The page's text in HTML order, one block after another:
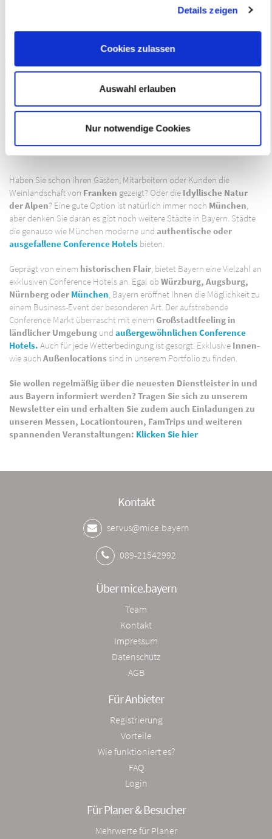
eure Inhalte und Anzeigen zu personalisieren, Funktionen
für soziale Medien anbieten zu können und die Zugriffe auf
unsere Website zu analysieren. Außerdem geben wir
unsere Partner für soziale Medien, Werbung und Analysen
weiter. Unsere Partner führen diese Informationen
möglicherweise mit weiteren Daten zusammen, die ihr
ihnen bereitgestellt habt oder die ihr im Rahmen Ihrer
Details zeigen
Cookies zulassen
Auswahl erlauben
Nur notwendige Cookies
Haben Sie schon Ihren Gästen, Mitarbeitern oder Kunden die
Weinlandschaft von Franken gezeigt? Oder die Idyllische Natur
der Alpen? Eine gute Option ist natürlich immer noch München
aber denken Sie daran es gibt noch weitere Städte in Bayern. Städte
die genauso wie München moderne und authentische oder
ausgefallene Conference Hotels bieten.
Geprägt von einem historischen Flair , bietet Bayern eine Vielzahl an
exklusiven Conference Hotels an. Egal obWürzburg, Augsburg,
Nürnberg oder München , Bayern eröffnet Ihnen die Möglichkeit zu
einem Business-Event der besonderen Art. Der aufstrebende
Conference Markt überrascht mit einem Großstadtfeeling in
ländlicher Umgebung und außergewöhnlichen Conference
Hotels. Auch für jede Wetterbedingung ist gesorgt. Exklusive Innen-
wie auch Außenlocations sind in unserem Portfolio zu finden.
Sie wollen regelmäßig über die neuesten Dienstleister in und
aus Bayern informiert werden? Tragen Sie sich zu unserem
Newsletter ein und erhalten Sie zudem auch Einladungen zu
unseren Messen, Locationtouren, FamTrips und weiteren
spannenden Veranstaltungen: Klicken Sie hier
Kontakt
servus@mice.bayern
089-21542992
Über mice.bayern
Team
Kontakt
Impressum
Datenschutz
AGB
Für Anbieter
Registrierung
Vorteile
Wie funktioniert es?
FAQ
Login
Für Planer & Besucher
Mehrwerte für Planer